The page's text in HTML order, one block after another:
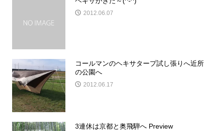
2012.06.07
コールマンのヘキサタープ試し張りへ近所
の公園へ
2012.06.17
3連休は京都と奥飛騨へ Preview